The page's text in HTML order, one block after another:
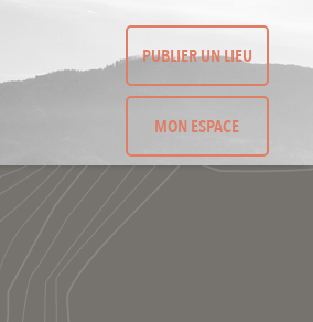
PUBLIER UN LIEU
MON ESPACE